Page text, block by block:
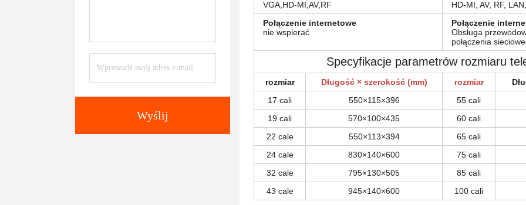
Wyślij
VGA,HD-MI,AV,RF
HD-MI, AV, RF,
Połączenie internetowe
nie wspierać
Połączenie
Obsługa
połączenia
Specyfikacje parametrów rozmiaru
rozmiar Długość × szerokość (mm) rozmiar
17 cali
550×115×396 55 cali
19 cali
570×100×435 60 cali
22 cale
550×113×394 65 cali
24 cale
830×140×600 75 cali
32 cale
795×130×505 85 cali
43 cale
945×140×600 100 cali